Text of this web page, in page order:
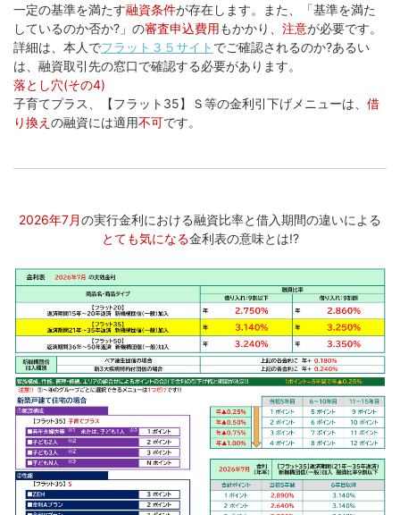
一定の基準を満たす融資条件が存在します。また、「基準を満た
しているのか否か?」の審査申込費用もかかり、 注意が必要です。
詳細は、本人でフラット３５サイト でご確認されるのか?あるい
は、融資取引先の窓口で確認する必要があります。
落とし穴(その4)
子育てプラス、【フラット35】Ｓ等の金利引下げメニューは、 借
り換え の融資には適用不可です。
2026年7月の実行金利における融資比率と借入期間の違いによる
とても気になる金利表の意味とは!?